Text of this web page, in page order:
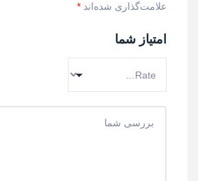
علامت‌گذاری شده‌اند *
امتیاز شما